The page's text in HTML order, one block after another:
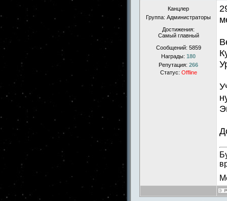
Канцлер
Группа: Администраторы
Достижения:
Самый главный
Сообщений: 5859
Награды: 180
Репутация: 266
Статус: Offline